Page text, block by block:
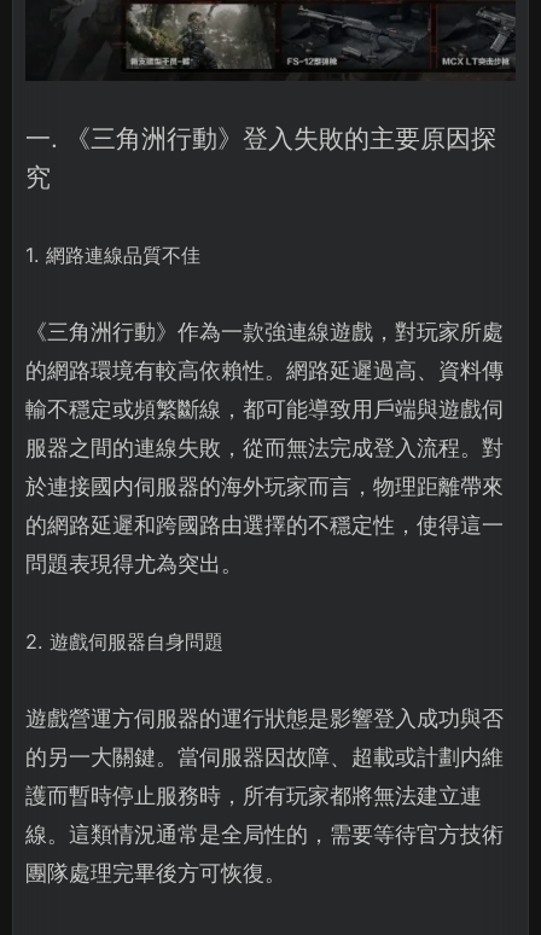
一. 《三角洲行動》登入失敗的主要原因探
究
1. 網路連線品質不佳
《三角洲行動》作為一款強連線遊戲，對玩家所處
的網路環境有較高依賴性。網路延遲過高、資料傳
輸不穩定或頻繁斷線，都可能導致用戶端與遊戲伺
服器之間的連線失敗，從而無法完成登入流程。對
於連接國内伺服器的海外玩家而言，物理距離帶來
的網路延遲和跨國路由選擇的不穩定性，使得這一
問題表現得尤為突出。
2. 遊戲伺服器自身問題
遊戲營運方伺服器的運行狀態是影響登入成功與否
的另一大關鍵。當伺服器因故障、超載或計劃内維
護而暫時停止服務時，所有玩家都將無法建立連
線。這類情況通常是全局性的，需要等待官方技術
團隊處理完畢後方可恢復。